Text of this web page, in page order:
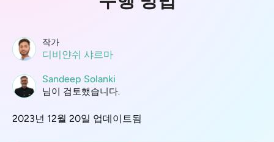
작가
디비얀쉬 샤르마
Sandeep Solanki
님이 검토했습니다.
2023년 12월 20일 업데이트됨